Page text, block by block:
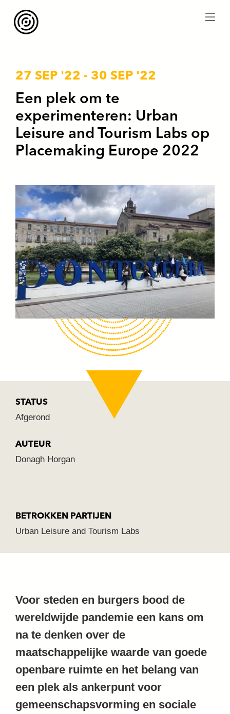
27 SEP '22 - 30 SEP '22
Een plek om te
experimenteren: Urban
Leisure and Tourism Labs op
Placemaking Europe 2022
STATUS
Afgerond
AUTEUR
Donagh Horgan
BETROKKEN PARTIJEN
Urban Leisure and Tourism Labs
Voor steden en burgers bood de
wereldwijde pandemie een kans om
na te denken over de
maatschappelijke waarde van goede
openbare ruimte en het belang van
een plek als ankerpunt voor
gemeenschapsvorming en sociale